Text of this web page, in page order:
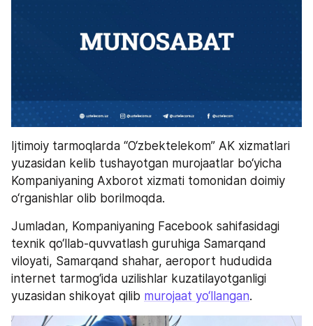
Ijtimoiy tarmoqlarda “O‘zbektelekom” AK xizmatlari
yuzasidan kelib tushayotgan murojaatlar bo‘yicha
Kompaniyaning Axborot xizmati tomonidan doimiy
o‘rganishlar olib borilmoqda.
Jumladan, Kompaniyaning Facebook sahifasidagi
texnik qo‘llab-quvvatlash guruhiga Samarqand
viloyati, Samarqand shahar, aeroport hududida
internet tarmog‘ida uzilishlar kuzatilayotganligi
yuzasidan shikoyat qilib murojaat yo‘llangan.